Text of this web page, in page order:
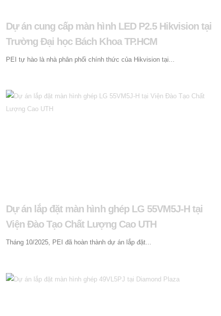
Dự án cung cấp màn hình LED P2.5 Hikvision tại
Trường Đại học Bách Khoa TP.HCM
PEI tự hào là nhà phân phối chính thức của Hikvision tại...
Dự án lắp đặt màn hình ghép LG 55VM5J-H tại
Viện Đào Tạo Chất Lượng Cao UTH
Tháng 10/2025, PEI đã hoàn thành dự án lắp đặt...